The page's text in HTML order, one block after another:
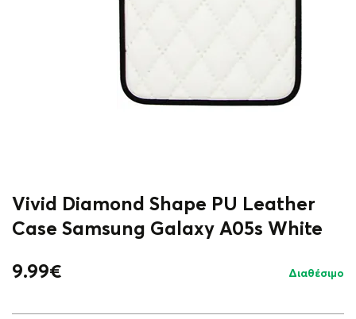
Vivid Diamond Shape PU Leather
Case Samsung Galaxy A05s White
9.99€ Διαθέσιμο